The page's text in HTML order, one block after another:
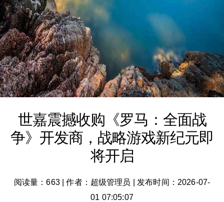
世嘉震撼收购《罗马：全面战
争》开发商，战略游戏新纪元即
将开启
阅读量：663|作者：超级管理员
发布时间：2026-07-
01 07:05:07